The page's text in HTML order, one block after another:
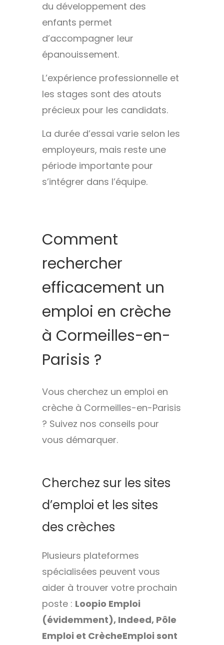
du développement des
enfants permet
d’accompagner leur
épanouissement.
L’expérience professionnelle et
les stages sont des atouts
précieux pour les candidats.
La durée d’essai varie selon les
employeurs, mais reste une
période importante pour
s’intégrer dans l’équipe.
Comment
rechercher
efficacement un
emploi en crèche
à Cormeilles-en-
Parisis ?
Vous cherchez un emploi en
crèche à Cormeilles-en-Parisis
? Suivez nos conseils pour
vous démarquer.
Cherchez sur les sites
d’emploi et les sites
des crèches
Plusieurs plateformes
spécialisées peuvent vous
aider à trouver votre prochain
poste : Loopio Emploi
(évidemment), Indeed, Pôle
Emploi et CrècheEmploi sont